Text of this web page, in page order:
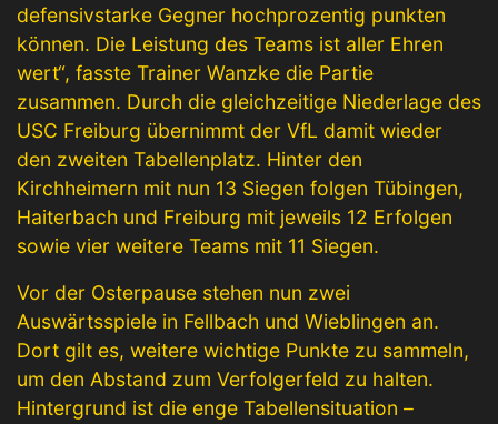
defensivstarke Gegner hochprozentig punkten
können. Die Leistung des Teams ist aller Ehren
wert“, fasste Trainer Wanzke die Partie
zusammen. Durch die gleichzeitige Niederlage des
USC Freiburg übernimmt der VfL damit wieder
den zweiten Tabellenplatz. Hinter den
Kirchheimern mit nun 13 Siegen folgen Tübingen,
Haiterbach und Freiburg mit jeweils 12 Erfolgen
sowie vier weitere Teams mit 11 Siegen.
Vor der Osterpause stehen nun zwei
Auswärtsspiele in Fellbach und Wieblingen an.
Dort gilt es, weitere wichtige Punkte zu sammeln,
um den Abstand zum Verfolgerfeld zu halten.
Hintergrund ist die enge Tabellensituation –